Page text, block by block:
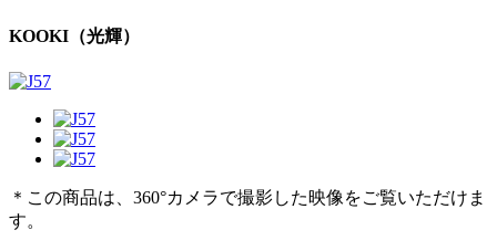
KOOKI（光輝）
＊この商品は、360°カメラで撮影した映像をご覧いただけま
す。